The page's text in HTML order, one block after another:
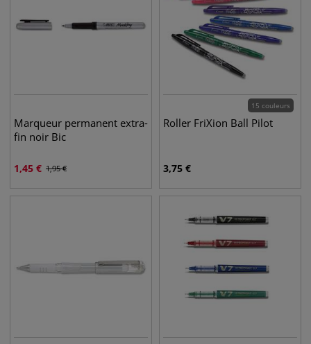
Marqueur permanent extra-
fin noir Bic
1,45 € 1,95€
15 couleurs
Roller FriXion Ball Pilot
3,75 €